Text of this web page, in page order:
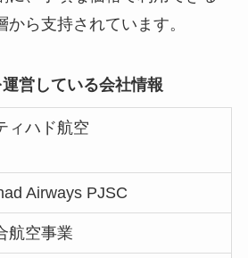
から支持されています。
営している会社情報
ィハド航空
Airways PJSC
航空事業